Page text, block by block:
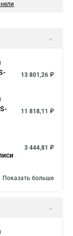
13 801,26 ₽
11 818,11 ₽
3 444,81 ₽
Показать больше